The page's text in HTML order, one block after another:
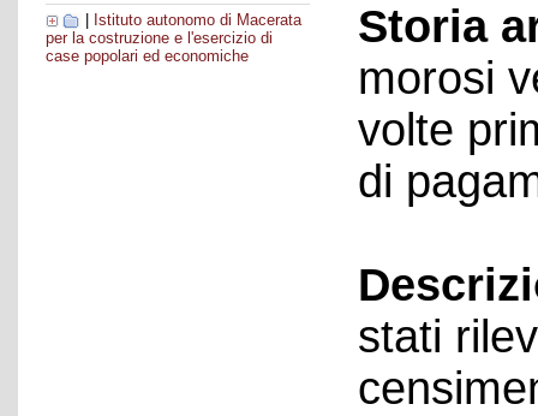
Istituto autonomo di Macerata
per la costruzione e l'esercizio di
case popolari ed economiche
Storia
morosi
volte
di
stati